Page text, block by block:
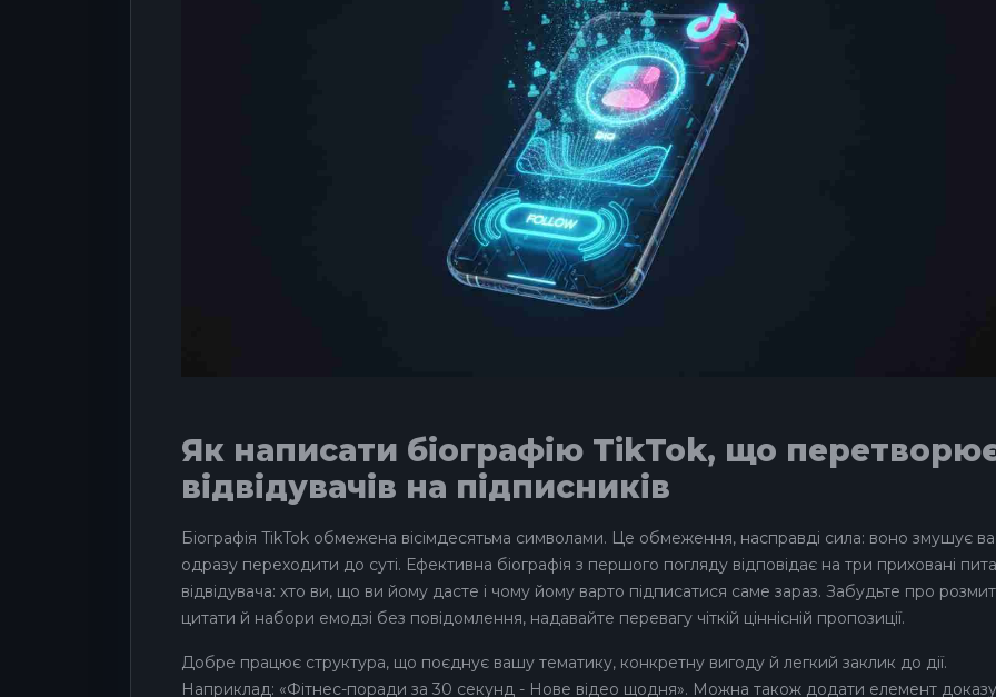
Як написати біографію TikTok, що
відвідувачів на підписників
Біографія TikTok обмежена вісімдесятьма символами. Це обмеження, насправді сила: воно змушує
одразу переходити до суті. Ефективна біографія з першого погляду відповідає на три приховані
відвідувача: хто ви, що ви йому дасте і чому йому варто підписатися саме зараз. Забудьте про
цитати й набори емодзі без повідомлення, надавайте перевагу чіткій ціннісній пропозиції.
Добре працює структура, що поєднує вашу тематику, конкретну вигоду й легкий заклик до дії.
Наприклад: «Фітнес-поради за 30 секунд - Нове відео щодня». Можна також додати елемент доказу